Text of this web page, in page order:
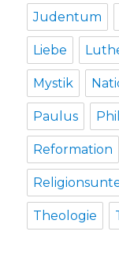
Judentum
Liebe
Mystik
Paulus
Reformation
Theologie